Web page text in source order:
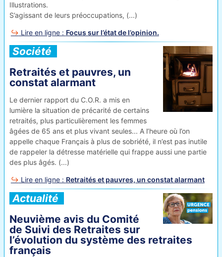
Illustrations.
S’agissant de leurs préoccupations, (...)
Lire en ligne : Focus sur l’état de l’opinion.
Société
Retraités et pauvres, un
constat alarmant
Le dernier rapport du C.O.R. a mis en
lumière la situation de précarité de certains
retraités, plus particulièrement les femmes
âgées de 65 ans et plus vivant seules... A l’heure où l’on
appelle chaque Français à plus de sobriété, il n’est pas inutile
de rappeler la détresse matérielle qui frappe aussi une partie
des plus âgés. (...)
Lire en ligne : Retraités et pauvres, un constat alarmant
Actualité
Neuvième avis du Comité
de Suivi des Retraites sur
l’évolution du système des retraites
français